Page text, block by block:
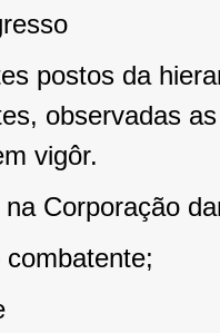
postos da
observadas
vigôr.
Corporação